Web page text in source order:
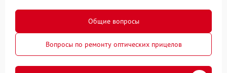
Общие вопросы
Вопросы по ремонту оптических прицелов